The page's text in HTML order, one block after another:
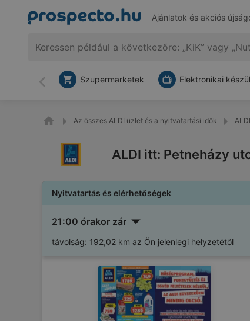
Ajánlatok és akciós
Vissza
Szupermarketek Elektronikai
Az összes ALDI üzlet és a nyitvatartási idők
ALDI itt: Petneházy
Nyitvatartás és elérhetőségek
21:00 órakor zár
távolság: 192,02 km az Ön jelenlegi helyzetétől